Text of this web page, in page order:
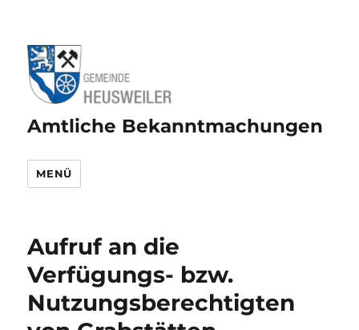
Amtliche Bekanntmachungen
MENÜ
Aufruf an die
Verfügungs- bzw.
Nutzungsberechtigten